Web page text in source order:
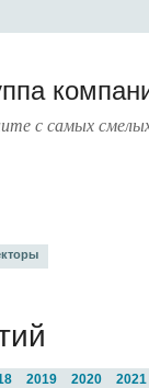
с самых
2021
2020
2019